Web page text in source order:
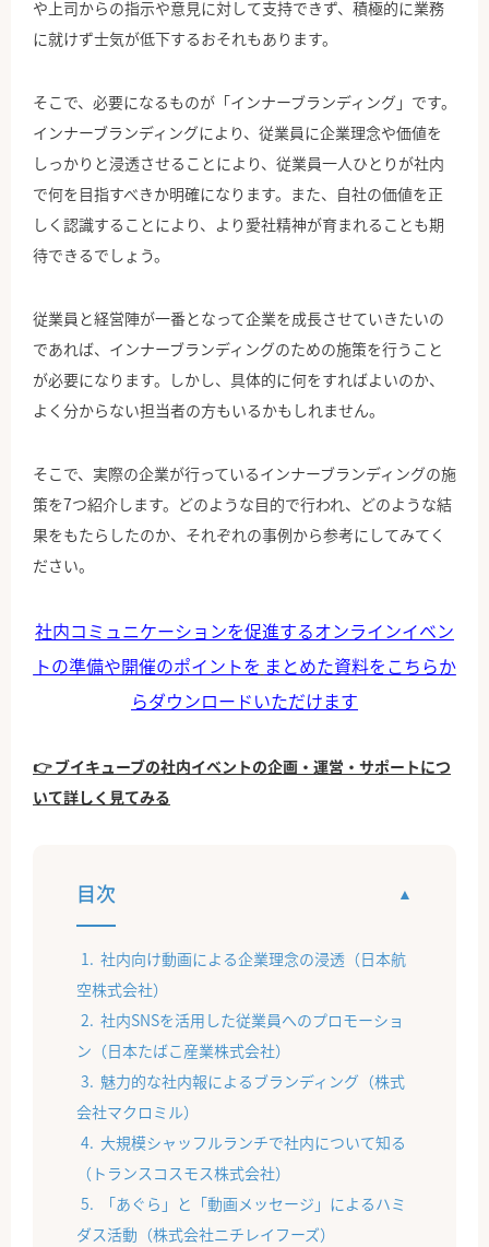
や上司からの指示や意見に対して支持できず、積極的に業務
に就けず士気が低下するおそれもあります。
そこで、必要になるものが「インナーブランディング」です。
インナーブランディングにより、従業員に企業理念や価値を
しっかりと浸透させることにより、従業員一人ひとりが社内
で何を目指すべきか明確になります。また、自社の価値を正
しく認識することにより、より愛社精神が育まれることも期
待できるでしょう。
従業員と経営陣が一番となって企業を成長させていきたいの
であれば、インナーブランディングのための施策を行うこと
が必要になります。しかし、具体的に何をすればよいのか、
よく分からない担当者の方もいるかもしれません。
そこで、実際の企業が行っているインナーブランディングの施
策を7つ紹介します。どのような目的で行われ、どのような結
果をもたらしたのか、それぞれの事例から参考にしてみてく
ださい。
社内コミュニケーションを促進するオンラインイベン
トの準備や開催のポイントを まとめた資料をこちらか
らダウンロードいただけます
👉 ブイキューブの社内イベントの企画・運営・サポートにつ
いて詳しく見てみる
目次
社内向け動画による企業理念の浸透（日本航
空株式会社）
社内SNSを活用した従業員へのプロモーショ
ン（日本たばこ産業株式会社）
魅力的な社内報によるブランディング（株式
会社マクロミル）
大規模シャッフルランチで社内について知る
（トランスコスモス株式会社）
「あぐら」と「動画メッセージ」によるハミ
ダス活動（株式会社ニチレイフーズ）